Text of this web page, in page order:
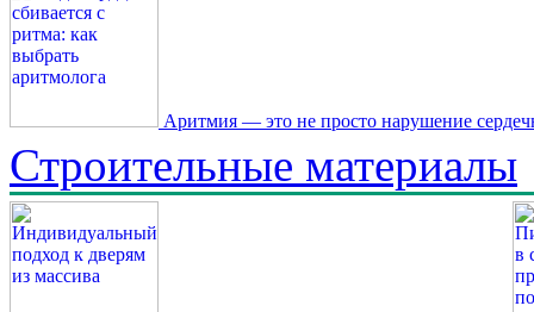
Аритмия — это не просто нарушение
Строительные материалы